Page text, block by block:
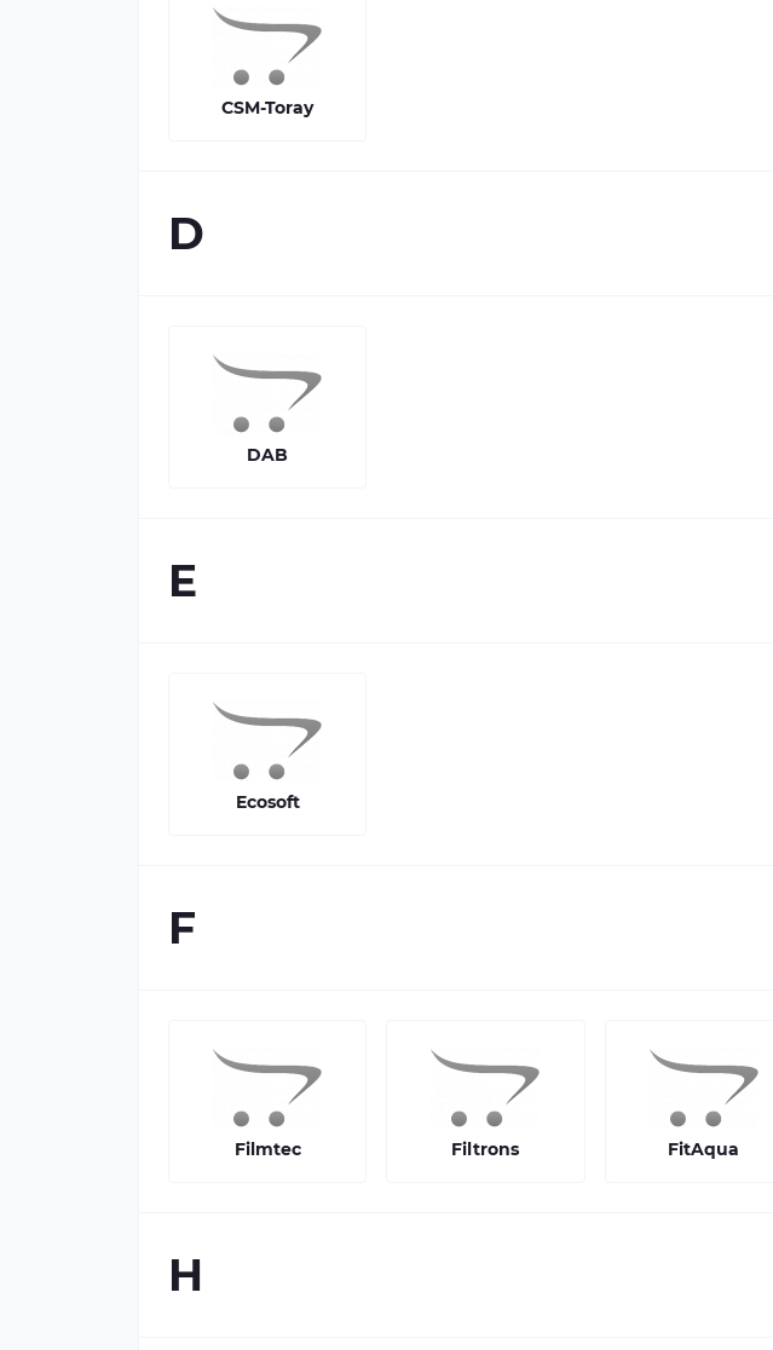
CSM-Toray
D
DAB
E
Ecosoft
F
Filmtec Filtrons FitAqua
H